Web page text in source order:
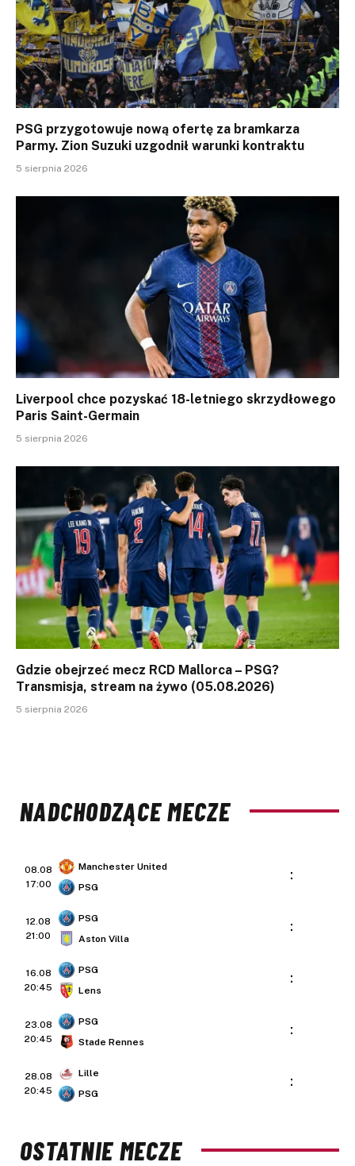
PSG przygotowuje nową ofertę za bramkarza
Parmy. Zion Suzuki uzgodnił warunki kontraktu
5 sierpnia 2026
Liverpool chce pozyskać 18-letniego skrzydłowego
Paris Saint-Germain
5 sierpnia 2026
Gdzie obejrzeć mecz RCD Mallorca – PSG?
Transmisja, stream na żywo (05.08.2026)
5 sierpnia 2026
NADCHODZĄCE MECZE
08.08
17:00
Manchester United
PSG
:
12.08
21:00
PSG
Aston Villa
:
16.08
20:45
PSG
Lens
:
23.08
20:45
PSG
Stade Rennes
:
28.08
20:45
Lille
PSG
:
OSTATNIE MECZE